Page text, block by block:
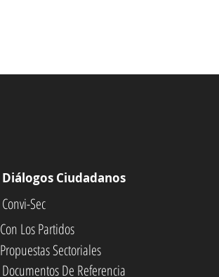
Diálogos Ciudadanos
Convi-Sec
Con Los Partidos
Propuestas Sectoriales
Documentos De Referencia